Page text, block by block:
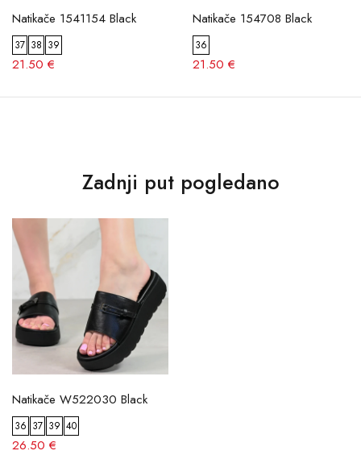
Natikače 1541154 Black
37 38 39
21.50 €
Natikače 154708 Black
36
21.50 €
Zadnji put pogledano
Natikače W522030 Black
36 37 39 40
26.50 €